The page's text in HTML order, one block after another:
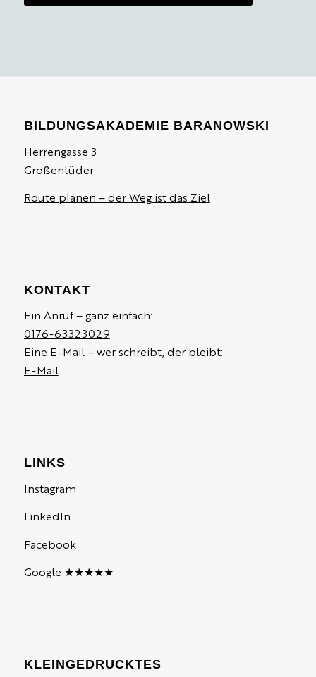
BILDUNGSAKADEMIE BARANOWSKI
Herrengasse 3
Großenlüder
Route planen – der Weg ist das Ziel
KONTAKT
Ein Anruf – ganz einfach:
0176-63323029
Eine E-Mail – wer schreibt, der bleibt:
E-Mail
LINKS
Instagram
LinkedIn
Facebook
Google ★★★★★
KLEINGEDRUCKTES